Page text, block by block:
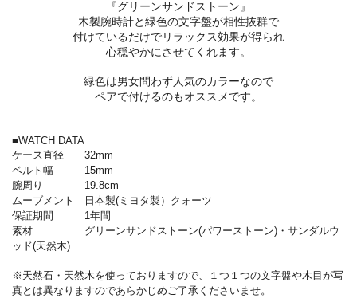
『グリーンサンドストーン』
木製腕時計と緑色の文字盤が相性抜群で
付けているだけでリラックス効果が得られ
心穏やかにさせてくれます。
緑色は男女問わず人気のカラーなので
ペアで付けるのもオススメです。
■WATCH DATA
ケース直径 32mm
ベルト幅 15mm
腕周り 19.8cm
ムーブメント 日本製(ミヨタ製）クォーツ
保証期間 1年間
素材 グリーンサンドストーン(パワーストーン)・サンダルウ
ッド(天然木)
※天然石・天然木を使っておりますので、１つ１つの文字盤や木目が写
真とは異なりますのであらかじめご了承くださいませ。